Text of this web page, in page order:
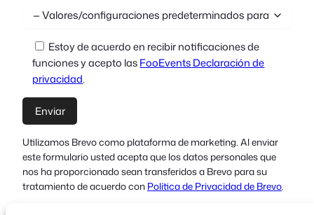
Estoy de acuerdo en recibir notificaciones de
funciones y acepto lasFooEvents Declaración de
privacidad.
Utilizamos Brevo como plataforma de marketing. Al enviar
este formulario usted acepta que los datos personales que
nos ha proporcionado sean transferidos a Brevo para su
tratamiento de acuerdo con Política de Privacidad de Brevo.